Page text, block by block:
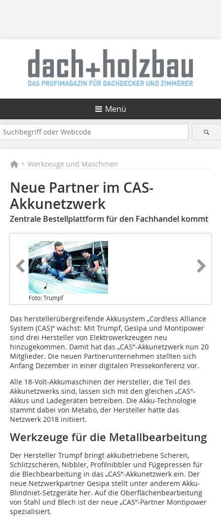
Menü
Werkzeuge und Maschinen
Neue Partner im CAS-
Akkunetzwerk
Zentrale Bestellplattform für den Fachhandel kommt
Foto: Trumpf
Das herstellerübergreifende Akkusystem „Cordless Alliance
System (CAS)“ wächst: Mit Trumpf, Gesipa und Montipower
sind drei Hersteller von Elektrowerkzeugen neu
hinzugekommen. Damit hat das „CAS“-Akkunetzwerk nun 20
Mitglieder. Die ­neuen Partnerunternehmen stellten sich
Anfang Dezember in einer digitalen Pressekonferenz vor.
Alle 18-Volt-Akkumaschinen der Hersteller, die Teil des
Akkunetzwerks sind, lassen sich mit den gleichen „CAS“-
Akkus und Ladegeräten betreiben. Die Akku-Technologie
stammt dabei von Metabo, der Hersteller hatte das
Netzwerk 2018 initiiert.
Werkzeuge für die Metallbearbeitung
Der Hersteller Trumpf bringt akkubetriebene Scheren,
Schlitzscheren, Nibbler, Profilnibbler und Fügepressen für
die Blechbearbeitung in das „CAS“-Akkunetzwerk ein. Der
neue Netzwerkpartner Gesipa stellt unter anderem Akku-
Blindniet-Setzgeräte her. Auf die Oberflächenbearbeitung
von Stahl und Blech ist der neue „CAS“-Partner Montipower
spezialisiert.